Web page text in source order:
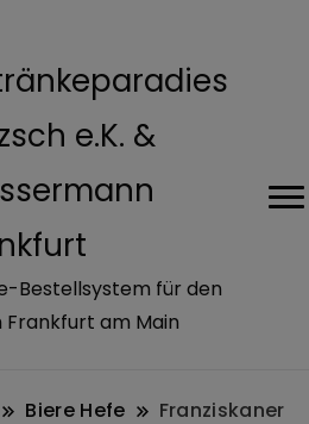
e.K. &
Bestellsystem für den
Frankfurt am Main
Biere Hefe
Franziskaner